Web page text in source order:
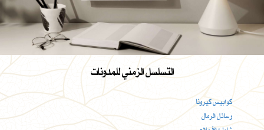
التسلسل الزمني للمدونات
كوابيس كيرونا
رسائل الرمال